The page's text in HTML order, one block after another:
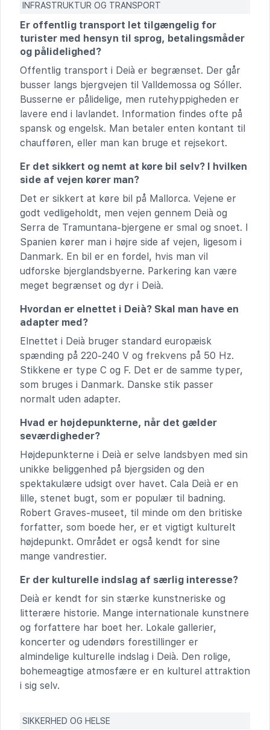
INFRASTRUKTUR OG TRANSPORT
Er offentlig transport let tilgængelig for
turister med hensyn til sprog, betalingsmåder
og pålidelighed?
Offentlig transport i Deià er begrænset. Der går
busser langs bjergvejen til Valldemossa og Sóller.
Busserne er pålidelige, men rutehyppigheden er
lavere end i lavlandet. Information findes ofte på
spansk og engelsk. Man betaler enten kontant til
chaufføren, eller man kan bruge et rejsekort.
Er det sikkert og nemt at køre bil selv? I hvilken
side af vejen kører man?
Det er sikkert at køre bil på Mallorca. Vejene er
godt vedligeholdt, men vejen gennem Deià og
Serra de Tramuntana-bjergene er smal og snoet. I
Spanien kører man i højre side af vejen, ligesom i
Danmark. En bil er en fordel, hvis man vil
udforske bjerglandsbyerne. Parkering kan være
meget begrænset og dyr i Deià.
Hvordan er elnettet i Deià? Skal man have en
adapter med?
Elnettet i Deià bruger standard europæisk
spænding på 220-240 V og frekvens på 50 Hz.
Stikkene er type C og F. Det er de samme typer,
som bruges i Danmark. Danske stik passer
normalt uden adapter.
Hvad er højdepunkterne, når det gælder
seværdigheder?
Højdepunkterne i Deià er selve landsbyen med sin
unikke beliggenhed på bjergsiden og den
spektakulære udsigt over havet. Cala Deià er en
lille, stenet bugt, som er populær til badning.
Robert Graves-museet, til minde om den britiske
forfatter, som boede her, er et vigtigt kulturelt
højdepunkt. Området er også kendt for sine
mange vandrestier.
Er der kulturelle indslag af særlig interesse?
Deià er kendt for sin stærke kunstneriske og
litterære historie. Mange internationale kunstnere
og forfattere har boet her. Lokale gallerier,
koncerter og udendørs forestillinger er
almindelige kulturelle indslag i Deià. Den rolige,
bohemeagtige atmosfære er en kulturel attraktion
i sig selv.
SIKKERHED OG HELSE